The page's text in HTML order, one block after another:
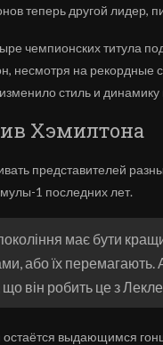
теперь другой лидер,
чемпионских титула
несмотря на рекордные
стиль и динамику
Хэмилтона
представителей
1 последних лет.
має бути
або їх перемагають.
він робить це з
выдающимся